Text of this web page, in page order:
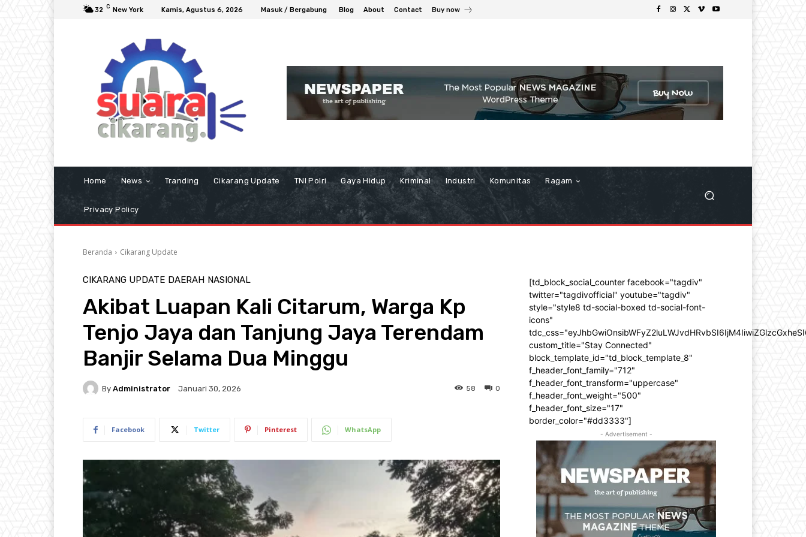
32 C New York Kamis, Agustus 6, 2026 Masuk / Bergabung Blog About Contact Buy now
Home News Tranding Cikarang Update TNI Polri Gaya Hidup Kriminal Industri Komunitas Ragam
Privacy Policy
Beranda Cikarang Update
CIKARANG UPDATE DAERAH NASIONAL
Akibat Luapan Kali Citarum, Warga Kp
Tenjo Jaya dan Tanjung Jaya Terendam
Banjir Selama Dua Minggu
By Administrator Januari 30, 2026 0
58
Facebook Twitter Pinterest WhatsApp
[td_block_social_counter facebook="tagdiv"
twitter="tagdivofficial" youtube="tagdiv"
style="style8 td-social-boxed td-social-font-
icons"
custom_title="Stay Connected"
block_template_id="td_block_template_8"
f_header_font_family="712"
f_header_font_transform="uppercase"
f_header_font_weight="500"
f_header_font_size="17"
border_color="#dd3333"]
- Advertisement -